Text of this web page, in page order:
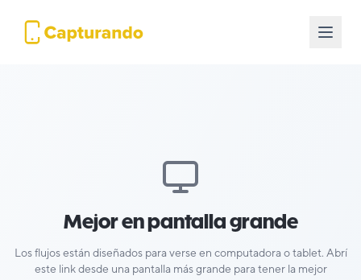
Mejor en pantalla grande
Los flujos están diseñados para verse en computadora o tablet. Abrí
este link desde una pantalla más grande para tener la mejor